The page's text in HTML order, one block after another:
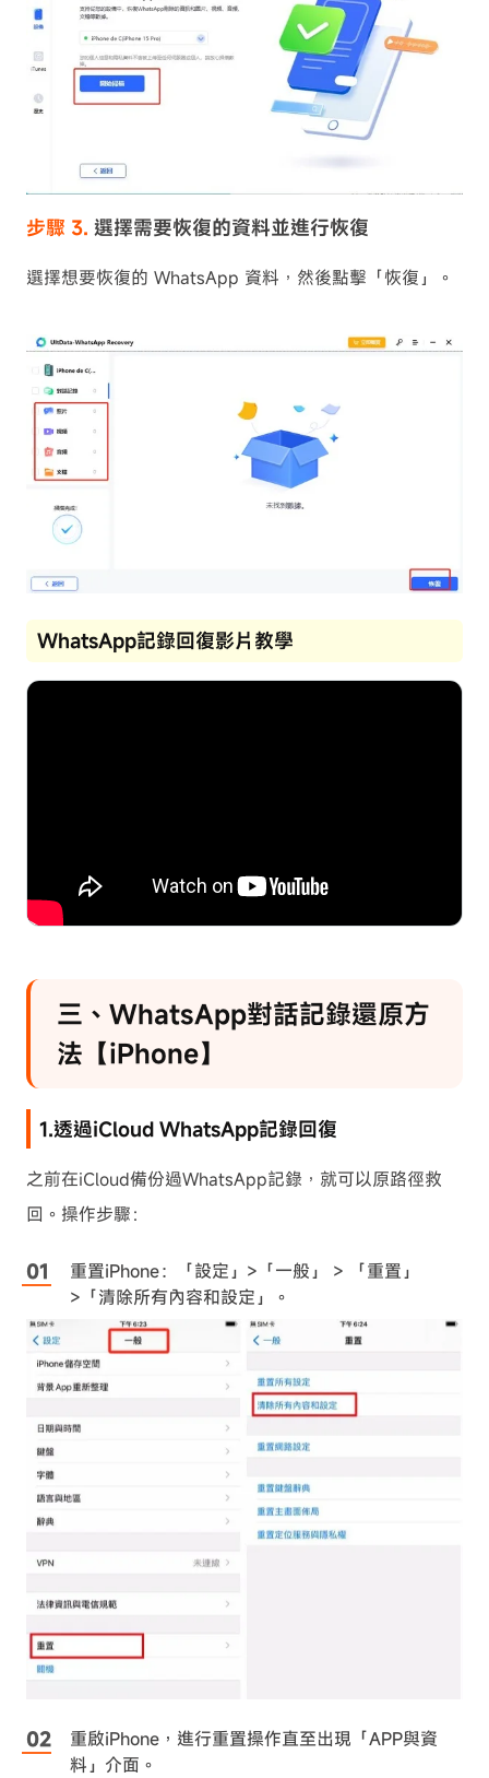
步驟 3. 選擇需要恢復的資料並進行恢復
選擇想要恢復的 WhatsApp 資料，然後點擊「恢復」。
WhatsApp記錄回復影片教學
三、WhatsApp對話記錄還原方
法【iPhone】
1.透過iCloud WhatsApp記錄回復
之前在iCloud備份過WhatsApp記錄，就可以原路徑救
回。操作步驟：
重置iPhone：「設定」>「一般」 > 「重置」
>「清除所有內容和設定」。
重啟iPhone，進行重置操作直至出現「APP與資
料」介面。